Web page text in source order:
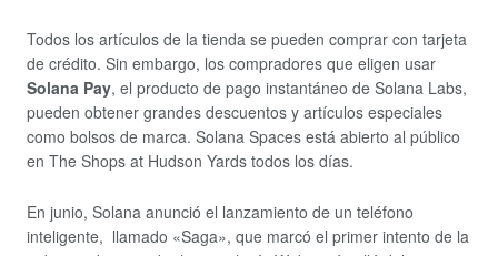
Todos los artículos de la tienda se pueden comprar con tarjeta
de crédito. Sin embargo, los compradores que eligen usar
Solana Pay, el producto de pago instantáneo de Solana Labs,
pueden obtener grandes descuentos y artículos especiales
como bolsos de marca. Solana Spaces está abierto al público
en The Shops at Hudson Yards todos los días.
En junio, Solana anunció el lanzamiento de un teléfono
inteligente, llamado «Saga», que marcó el primer intento de la